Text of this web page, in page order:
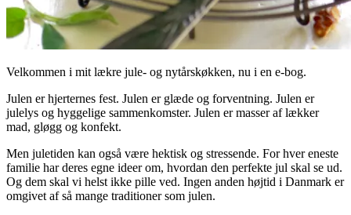
Velkommen i mit lækre jule- og nytårskøkken, nu i en e-bog.
Julen er hjerternes fest. Julen er glæde og forventning. Julen er
julelys og hyggelige sammenkomster. Julen er masser af lækker
mad, gløgg og konfekt.
Men juletiden kan også være hektisk og stressende. For hver eneste
familie har deres egne ideer om, hvordan den perfekte jul skal se ud.
Og dem skal vi helst ikke pille ved. Ingen anden højtid i Danmark er
omgivet af så mange traditioner som julen.